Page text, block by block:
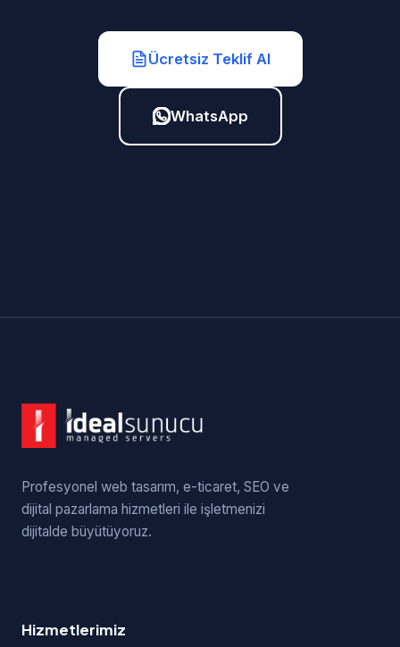
Ücretsiz Teklif Al
WhatsApp
Profesyonel web tasarım, e-ticaret, SEO ve
dijital pazarlama hizmetleri ile işletmenizi
dijitalde büyütüyoruz.
Hizmetlerimiz